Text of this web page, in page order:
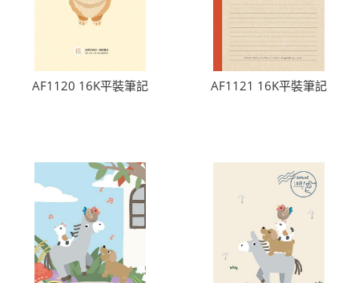
AF1120 16K平裝筆記 AF1121 16K平裝筆記